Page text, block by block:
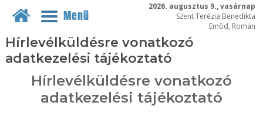
2026. augusztus 9., vasárnap
Szent Terézia Benedikta
Emõd, Román
Menü
Hírlevélküldésre vonatkozó
adatkezelési tájékoztató
Hírlevélküldésre vonatkozó
adatkezelési tájékoztató